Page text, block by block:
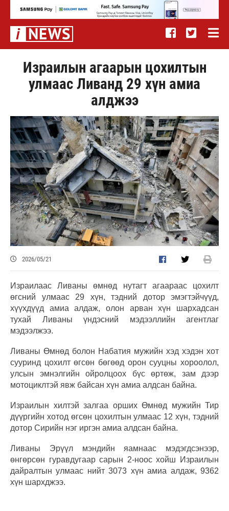
Израилын агаарын цохилтын
улмаас Ливанд 29 хүн амиа
алджээ
2026/05/21
Израилаас Ливаны өмнөд нутагт агаараас цохилт
өгсний улмаас 29 хүн, тэдний дотор эмэгтэйчүүд,
хүүхдүүд амиа алдаж, олон арван хүн шархадсан
тухай Ливаны үндэсний мэдээллийн агентлаг
мэдээлжээ.
Ливаны Өмнөд болон Набатия мужийн хэд хэдэн хот
сууринд цохилт өгсөн бөгөөд орон сууцны хороолол,
улсын эмнэлгийн ойролцоох бүс өртөж, зам дээр
мотоциклтэй явж байсан хүн амиа алдсан байна.
Израилын хилтэй залгаа орших Өмнөд мужийн Тир
дүүргийн хотод өгсөн цохилтын улмаас 12 хүн, тэдний
дотор Сирийн нэг иргэн амиа алдсан байна.
Ливаны Эрүүл мэндийн яамнаас мэдэгдсэнээр,
өнгөрсөн гуравдугаар сарын 2-ноос хойш Израилын
дайралтын улмаас нийт 3073 хүн амиа алдаж, 9362
хүн шархджээ.